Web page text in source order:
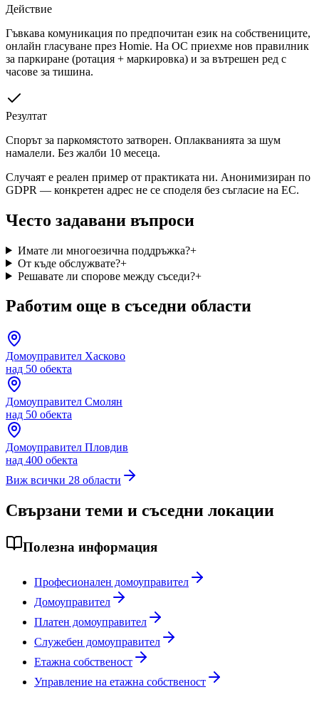
Действие
Гъвкава комуникация по предпочитан език на собствениците,
онлайн гласуване през Homie. На ОС приехме нов правилник
за паркиране (ротация + маркировка) и за вътрешен ред с
часове за тишина.
Резултат
Спорът за паркомястото затворен. Оплакванията за шум
намалели. Без жалби 10 месеца.
Случаят е реален пример от практиката ни. Анонимизиран по
GDPR — конкретен адрес не се споделя без съгласие на ЕС.
Често задавани въпроси
Имате ли многоезична поддръжка?+
От къде обслужвате?+
Решавате ли спорове между съседи?+
Работим още в съседни области
Домоуправител Хасково
над 50 обекта
Домоуправител Смолян
над 50 обекта
Домоуправител Пловдив
над 400 обекта
Виж всички 28 области
Свързани теми и съседни локации
Полезна информация
Професионален домоуправител
Домоуправител
Платен домоуправител
Служебен домоуправител
Етажна собственост
Управление на етажна собственост